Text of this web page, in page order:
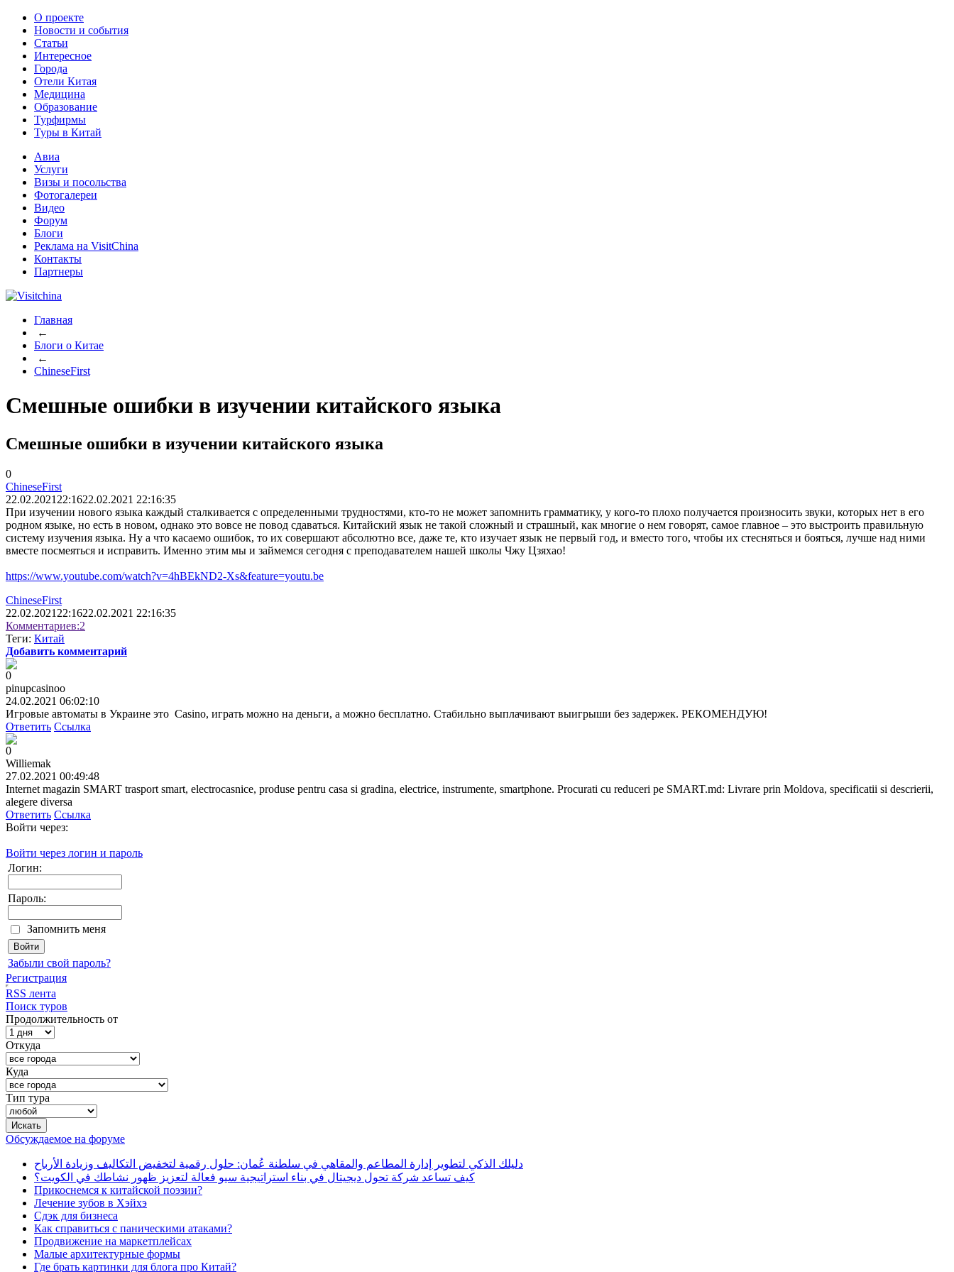
О проекте
Новости и события
Статьи
Интересное
Города
Отели Китая
Медицина
Образование
Турфирмы
Туры в Китай
Авиа
Услуги
Визы и посольства
Фотогалереи
Видео
Форум
Блоги
Реклама на VisitChina
Контакты
Партнеры
Главная
←
Блоги о Китае
←
ChineseFirst
Смешные ошибки в изучении китайского языка
Смешные ошибки в изучении китайского языка
0
ChineseFirst
22.02.2021 22:1622.02.2021 22:16:35
При изучении нового языка каждый сталкивается с определенными трудностями, кто-то не может запомнить грамматику, у кого-то плохо получается произносить звуки, которых нет в его
родном языке, но есть в новом, однако это вовсе не повод сдаваться. Китайский язык не такой сложный и страшный, как многие о нем говорят, самое главное – это выстроить правильную
систему изучения языка. Ну а что касаемо ошибок, то их совершают абсолютно все, даже те, кто изучает язык не первый год, и вместо того, чтобы их стесняться и бояться, лучше над ними
вместе посмеяться и исправить. Именно этим мы и займемся сегодня с преподавателем нашей школы Чжу Цзяхао!
https://www.youtube.com/watch?v=4hBEkND2-Xs&feature=youtu.be
ChineseFirst
22.02.2021 22:1622.02.2021 22:16:35
Комментариев:2
Теги: Китай
Добавить комментарий
0
pinupcasinoo
24.02.2021 06:02:10
Игровые автоматы в Украине это Casino, играть можно на деньги, а можно бесплатно. Стабильно выплачивают выигрыши без задержек. РЕКОМЕНДУЮ!
Ответить Ссылка
0
Williemak
27.02.2021 00:49:48
Internet magazin SMART trasport smart, electrocasnice, produse pentru casa si gradina, electrice, instrumente, smartphone. Procurati cu reduceri pe SMART.md: Livrare prin Moldova, specificatii si descrierii,
alegere diversa
Ответить Ссылка
Войти через:
Войти через логин и пароль
Логин:
Пароль:
Запомнить меня
Забыли свой пароль?
Регистрация
RSS лента
Поиск туров
Продолжительность от
Откуда
Куда
Тип тура
Обсуждаемое на форуме
دليلك الذكي لتطوير إدارة المطاعم والمقاهي في سلطنة عُمان: حلول رقمية لتخفيض التكاليف وزيادة الأرباح
كيف تساعد شركة تحول ديجيتال في بناء استراتيجية سيو فعالة لتعزيز ظهور نشاطك في الكويت؟
Прикоснемся к китайской поэзии?
Лечение зубов в Хэйхэ
Сдэк для бизнеса
Как справиться с паническими атаками?
Продвижение на маркетплейсах
Малые архитектурные формы
Где брать картинки для блога про Китай?